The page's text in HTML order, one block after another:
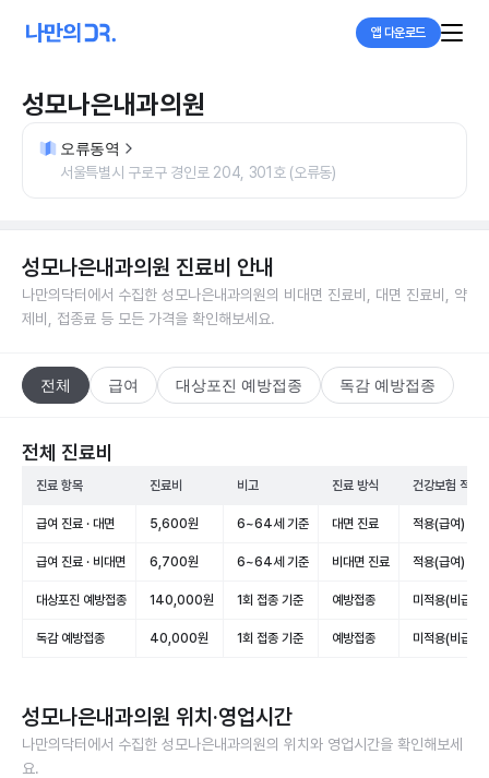
앱 다운로드
성모나은내과의원
오류동역
서울특별시 구로구 경인로 204, 301호 (오류동)
성모나은내과의원 진료비 안내
나만의닥터에서 수집한 성모나은내과의원의 비대면 진료비, 대면 진료비, 약
제비, 접종료 등 모든 가격을 확인해보세요.
전체 급여 대상포진 예방접종 독감 예방접종
전체 진료비
진료 항목 진료비 비고 진료 방식 건강보험 적용
급여 진료 · 대면 5,600원 6~64세 기준 대면 진료 적용(급여)
급여 진료 · 비대면 6,700원 6~64세 기준 비대면 진료 적용(급여)
대상포진 예방접종 140,000원 1회 접종 기준 예방접종 미적용(비급여)
독감 예방접종 40,000원 1회 접종 기준 예방접종 미적용(비급여)
성모나은내과의원 위치·영업시간
나만의닥터에서 수집한 성모나은내과의원의 위치와 영업시간을 확인해보세
요.